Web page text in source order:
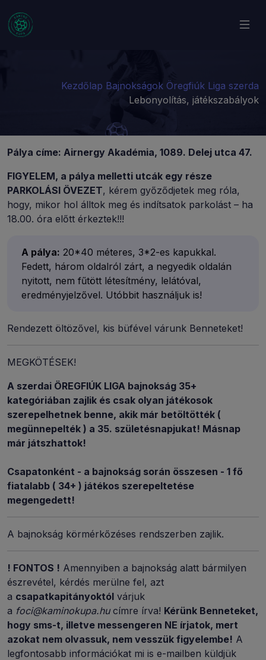
Kezdőlap Bajnokságok Öregfiúk Liga szerda
Lebonyolítás, játékszabályok
Pálya címe: Airnergy Akadémia, 1089. Delej utca 47.
FIGYELEM, a pálya melletti utcák egy része
PARKOLÁSI ÖVEZET, kérem győződjetek meg róla,
hogy, mikor hol álltok meg és indítsatok parkolást – ha
18.00. óra előtt érkeztek!!!
A pálya: 20*40 méteres, 3*2-es kapukkal.
Fedett, három oldalról zárt, a negyedik oldalán
nyitott, nem fűtött létesítmény, lelátóval,
eredményjelzővel. Utóbbit használjuk is!
Rendezett öltözővel, kis büfével várunk Benneteket!
MEGKÖTÉSEK!
A szerdai ÖREGFIÚK LIGA bajnokság 35+
kategóriában zajlik és csak olyan játékosok
szerepelhetnek benne, akik már betöltötték (
megünnepelték ) a 35. születésnapjukat! Másnap
már játszhattok!
Csapatonként - a bajnokság során összesen - 1 fő
fiatalabb ( 34+ ) játékos szerepeltetése
megengedett!
A bajnokság körmérkőzéses rendszerben zajlik.
! FONTOS ! Amennyiben a bajnokság alatt bármilyen
észrevétel, kérdés merülne fel, azt
a csapatkapitányoktól várjuk
a foci@kaminokupa.hucímre írva! Kérünk Benneteket,
hogy sms-t, illetve messengeren NE írjatok, mert
azokat nem olvassuk, nem vesszük figyelembe! A
legfontosabb információkat mi is e-mailben küldjük